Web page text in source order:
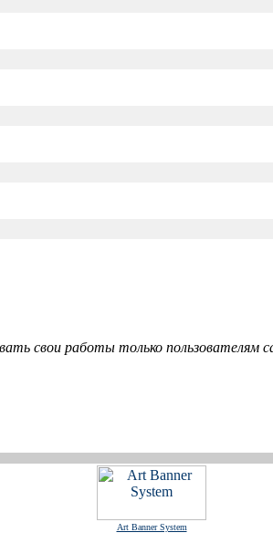
свои работы только пользователям
Art Banner System